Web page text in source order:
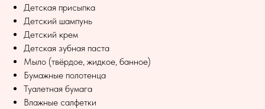
Детская присыпка
Детский шампунь
Детский крем
Детская зубная паста
Мыло (твёрдое, жидкое, банное)
Бумажные полотенца
Туалетная бумага
Влажные салфетки